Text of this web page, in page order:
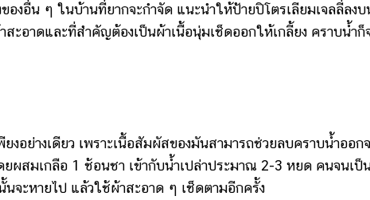
อื่น ๆ ในบ้านที่ยากจะกำจัด แนะนำให้ป้ายปิโตรเลียมเจลลี่ลงบ
ะอาดและที่สำคัญต้องเป็นผ้าเนื้อนุ่มเช็ดออกให้เกลี้ยง คราบน้ำก็
ย่างเดียว เพราะเนื้อสัมผัสของมันสามารถช่วยลบคราบน้ำออก
ยผสมเกลือ 1 ช้อนชา เข้ากับน้ำเปล่าประมาณ 2-3 หยด คนจนเป็
จะหายไป แล้วใช้ผ้าสะอาด ๆ เช็ดตามอีกครั้ง